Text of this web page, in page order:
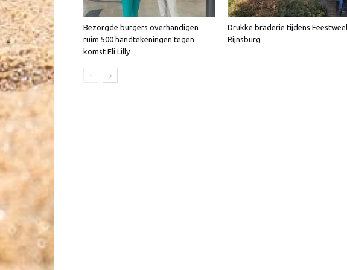
Bezorgde burgers overhandigen
ruim 500 handtekeningen tegen
komst Eli Lilly
Drukke braderie tijdens
Rijnsburg